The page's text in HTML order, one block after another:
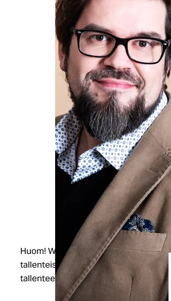
Huom! Webinaarista tehdään
tallenteisiin, vaan niitä pääsee
tallenteet pääsääntöisesti koulutusta